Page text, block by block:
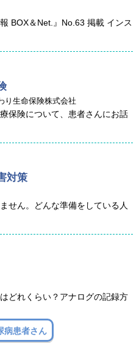
BOX＆Net.』No.63 掲載 インス
り生命保険株式会社
保険について、患者さんにお話
対策
せん。どんな準備をしている人
どれくらい？アナログの記録方
病患者さん